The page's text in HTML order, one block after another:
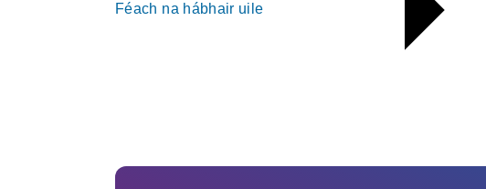
Féach na hábhair uile